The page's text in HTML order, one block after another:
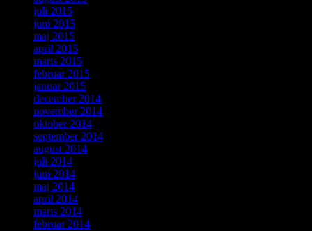
juli 2015
juni 2015
maj 2015
april 2015
marts 2015
februar 2015
januar 2015
december 2014
november 2014
oktober 2014
september 2014
august 2014
juli 2014
juni 2014
maj 2014
april 2014
marts 2014
februar 2014